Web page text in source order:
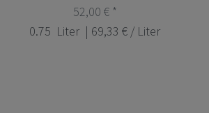
52,00 € *
0.75 Liter | 69,33 € / Liter